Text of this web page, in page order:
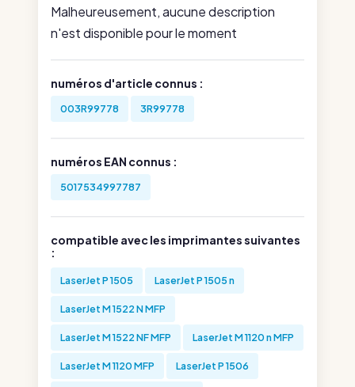
Malheureusement, aucune description
n'est disponible pour le moment
numéros d'article connus :
003R99778 3R99778
numéros EAN connus :
5017534997787
compatible avec les imprimantes suivantes
:
LaserJet P 1505 LaserJet P 1505 n
LaserJet M 1522 N MFP
LaserJet M 1522 NF MFP LaserJet M 1120 n MFP
LaserJet M 1120 MFP LaserJet P 1506